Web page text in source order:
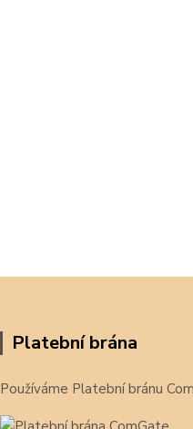
Platební brána
Používáme Platební bránu